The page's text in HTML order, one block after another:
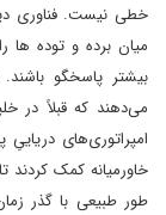
خطی نیست. فناوری
میان برده و توده ها
بیشتر پاسخگو
می‌دهند که قبلاً در
امپراتوری‌های دریاییِ
خاورمیانه کمک کردند
طور طبیعی با گذر